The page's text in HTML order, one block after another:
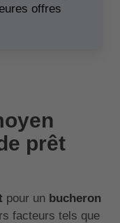
offres
prêt
pour un bucheron
facteurs tels que